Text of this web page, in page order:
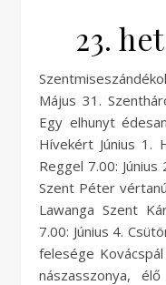
23.
Szentmiseszándékok 2026. május 31- június 7.
Május 31.
Egy elhunyt
Hívekért Június 1.
Reggel 7.00:
Szent Péter
Lawanga Szent
7.00: Június 4.
felesége
nászasszonya,